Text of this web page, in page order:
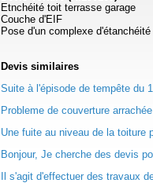
Etnchéité toit terrasse garage
Couche d'EIF
Pose d'un complexe
Devis similaires
Suite à l'épisode de tempête du
Probleme de couverture
Une fuite au niveau de la toiture
Bonjour, Je cherche des devis
Il s'agit d'effectuer des travaux